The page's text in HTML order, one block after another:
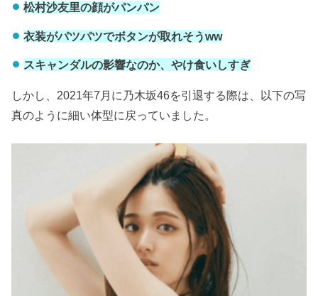
松村沙友里の顔がパンパン
衣装がパツパツでボタンが取れそうww
スキャンダルの影響なのか、やけ食いしすぎ
しかし、2021年7月に乃木坂46を引退する際は、以下の写
真のように細い体型に戻っていました。